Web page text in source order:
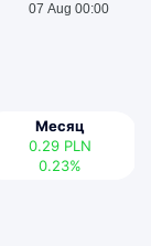
07 Aug 00:00
Месяц
0.29 PLN
0.23%